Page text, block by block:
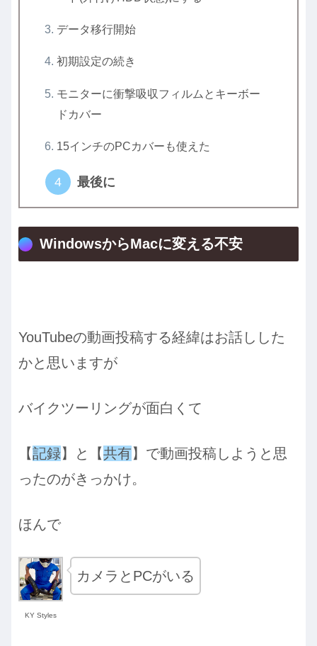
データ移行開始
初期設定の続き
モニターに衝撃吸収フィルムとキーボー
ドカバー
15インチのPCカバーも使えた
最後に
WindowsからMacに変える不安
YouTubeの動画投稿する経緯はお話しした
かと思いますが
バイクツーリングが面白くて
【記録】と【共有】で動画投稿しようと思
ったのがきっかけ。
ほんで
KY Styles
カメラとPCがいる